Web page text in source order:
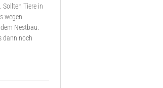
Tiere in
wegen
Nestbau.
dann noch